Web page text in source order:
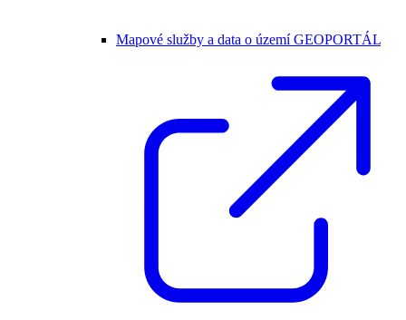
Mapové služby a data o území GEOPORTÁL